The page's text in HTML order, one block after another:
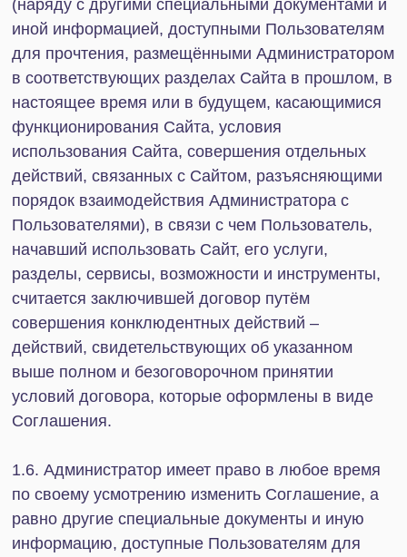
2.2.1. использовать программное обеспечение и
осуществлять действия, направленные на
нарушение нормального функционирования
Сайта, порядка оказания услуг,
возможностей и инструментов Сайта, а также
аккаунтов других Пользователей или иных
третьих лиц, в том числе совершать все и любые
действия, целью которых помимо прочих могут
являться получение доступа к скрытым от
Пользователя разделам, сервисам,
данных третьих лиц, завладение правами
Администратора или сайтов, почтовых ящиков
2.2.2. загружать, хранить, публиковать,
распространять, доводить до всеобщего
сведения, предоставлять доступ или иным
образом использовать вредоносное программное
обеспечение, в том числе вирусы, трояны,
перехватчики данных и т. п.;
2.2.3. использовать автоматизированные скрипты
разделами, сервисами, возможностями и
инструментами;
2.2.4. осуществлять (пытаться получить) доступ к
каким-либо услугам, разделам, сервисам,